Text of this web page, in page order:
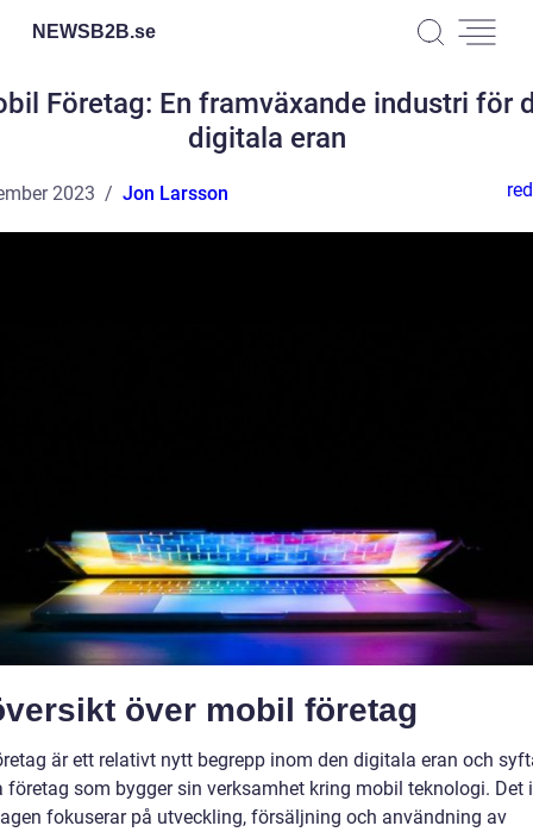
NEWSB2B.se
Företag: En framväxande industri för
digitala eran
2023 Jon Larsson
över mobil företag
är ett relativt nytt begrepp inom den digitala eran och
företag som bygger sin verksamhet kring mobil teknologi. Det
fokuserar på utveckling, försäljning och användning av